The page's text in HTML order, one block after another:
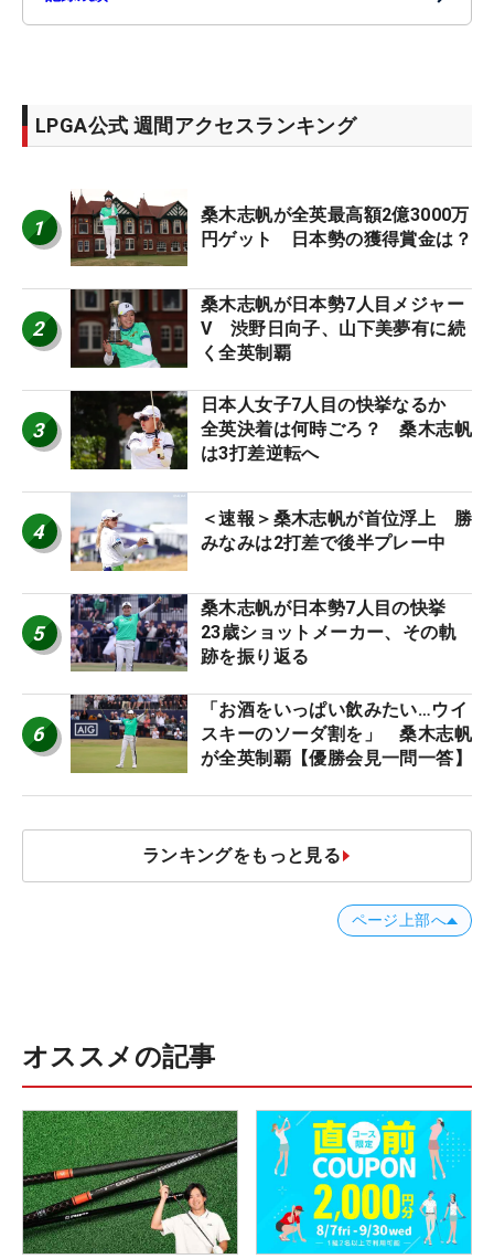
LPGA公式 週間アクセスランキング
1
桑木志帆が全英最高額2億3000万
円ゲット 日本勢の獲得賞金は？
2
桑木志帆が日本勢7人目メジャー
V 渋野日向子、山下美夢有に続
く全英制覇
3
日本人女子7人目の快挙なるか
全英決着は何時ごろ？ 桑木志帆
は3打差逆転へ
4
＜速報＞桑木志帆が首位浮上 勝
みなみは2打差で後半プレー中
5
桑木志帆が日本勢7人目の快挙
23歳ショットメーカー、その軌
跡を振り返る
6
「お酒をいっぱい飲みたい…ウイ
スキーのソーダ割を」 桑木志帆
が全英制覇【優勝会見一問一答】
ランキングをもっと見る
ページ上部へ
オススメの記事